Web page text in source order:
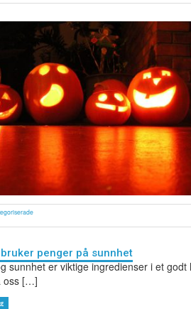
penger på sunnhet
sunnhet er viktige ingredienser i et
oss […]